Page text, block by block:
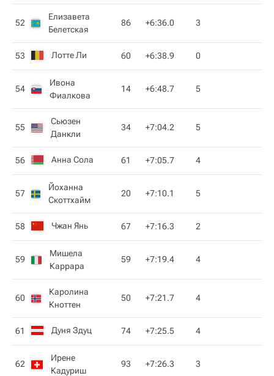
52
Елизавета
Белетская
86 +6:36.0 3
53 Лотте Ли 60 +6:38.9 0
54
Ивона
Фиалкова
14 +6:48.7 5
55
Сьюзен
Данкли
34 +7:04.2 5
56 Анна Сола 61 +7:05.7 4
57
Йоханна
Скоттхайм
20 +7:10.1 5
58 Чжан Янь 67 +7:16.3 2
59
Мишела
Каррара
59 +7:19.4 4
60
Каролина
Кноттен
50 +7:21.7 4
61 Дуня Здуц 74 +7:25.5 4
62
Ирене
Кадуриш
93 +7:26.3 3